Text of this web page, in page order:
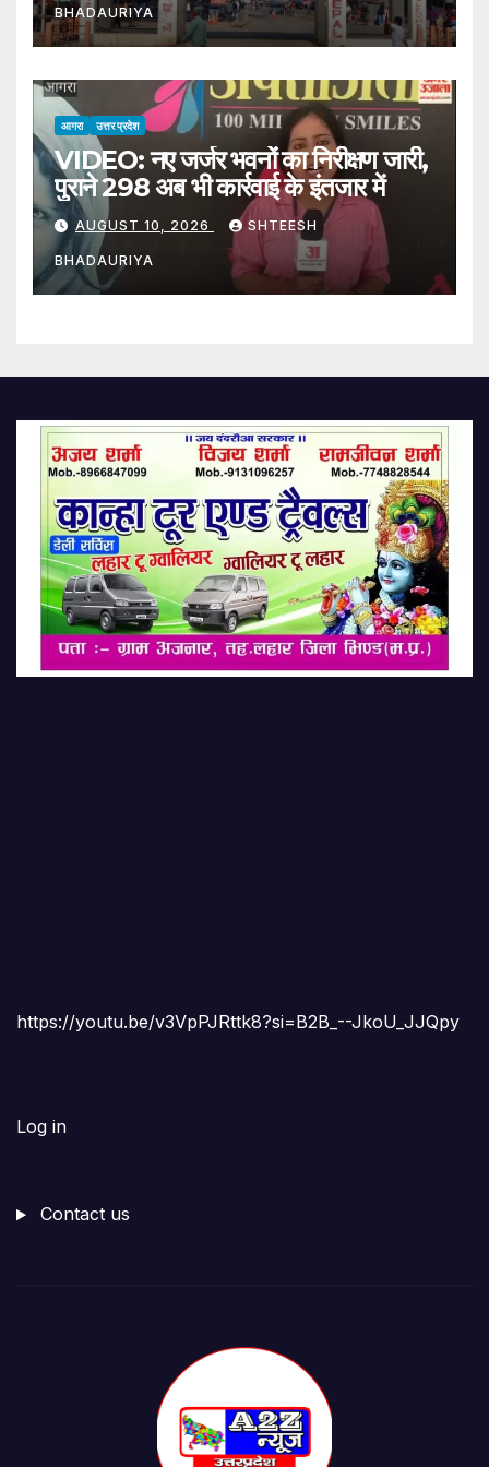
Nepal Investigation Into
Sunsari Violence Also
Intensifies
BHADAURIYA
आगरा उत्तर प्रदेश
VIDEO: नए जर्जर भवनों का निरीक्षण जारी,
पुराने 298 अब भी कार्रवाई के इंतजार में
AUGUST 10, 2026 SHTEESH
BHADAURIYA
https://youtu.be/v3VpPJRttk8?si=B2B_--JkoU_JJQpy
Log in
Contact us